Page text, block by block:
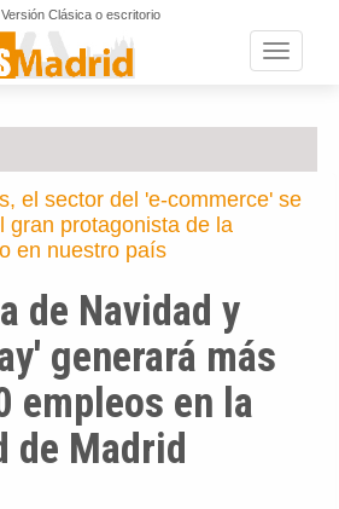
Clásica o escritorio
Toggle
el sector del 'e-commerce' se
gran protagonista de la
en nuestro país
de Navidad y
generará más
empleos en la
de Madrid